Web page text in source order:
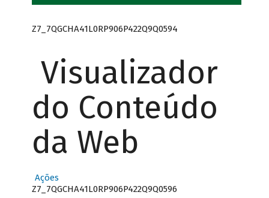
Z7_7QGCHA41L0RP906P422Q9Q0594
Visualizador
do Conteúdo
da Web
Ações
Z7_7QGCHA41L0RP906P422Q9Q0596